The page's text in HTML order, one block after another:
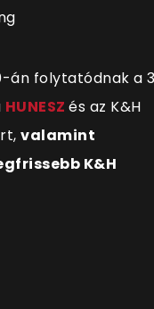
án folytatódnak a
HUNESZ és az K&H
valamint
K&H